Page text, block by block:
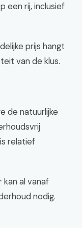
een rij, inclusief
prijs hangt
van de klus.
de natuurlijke
relatief
kan al vanaf
nodig.